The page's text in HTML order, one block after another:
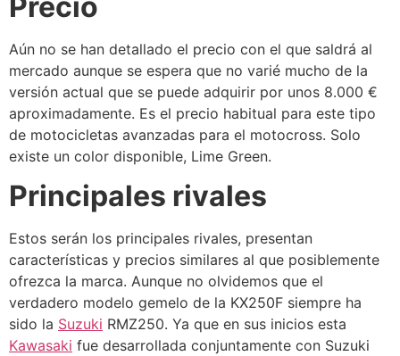
Aún no se han detallado el precio con el que saldrá al
mercado aunque se espera que no varié mucho de la
versión actual que se puede adquirir por unos 8.000 €
aproximadamente. Es el precio habitual para este tipo
de motocicletas avanzadas para el motocross. Solo
existe un color disponible, Lime Green.
Principales rivales
Estos serán los principales rivales, presentan
características y precios similares al que posiblemente
ofrezca la marca. Aunque no olvidemos que el
verdadero modelo gemelo de la KX250F siempre ha
sido la Suzuki RMZ250. Ya que en sus inicios esta
Kawasaki fue desarrollada conjuntamente con Suzuki